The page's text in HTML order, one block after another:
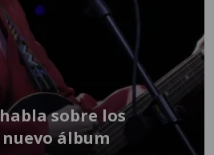
sobre los
álbum